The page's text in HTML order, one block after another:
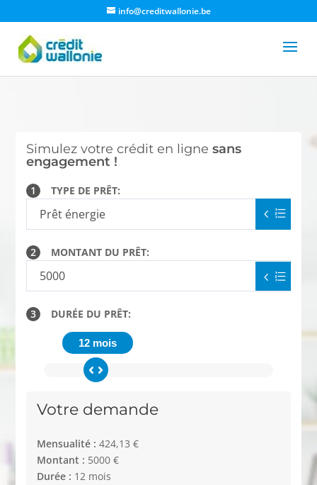
info@creditwallonie.be
Simulez votre crédit en lignesans
engagement !
1 TYPE DE PRÊT:
2 MONTANT DU PRÊT:
3 DURÉE DU PRÊT:
12 mois
Votre demande
Mensualité :424,13 €
Montant : 5000 €
Durée : 12 mois